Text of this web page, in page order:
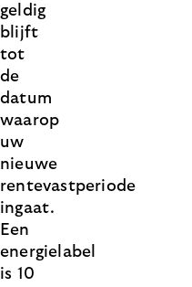
geldig
blijft
tot
de
datum
waarop
uw
nieuwe
rentevastperiode
ingaat.
Een
energielabel
is 10